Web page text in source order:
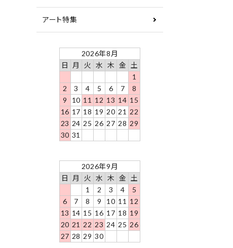
アート特集
2026年8月
日
月 火 水 木 金
土
1
2
3 4 5 6 7
8
9
10 11 12 13 14 15
16 17 18 19 20 21 22
23 24 25 26 27 28 29
30 31
2026年9月
日
月 火 水 木 金
土
1
2 3 4
5
6
7 8 9 10 11 12
13 14 15 16 17 18 19
20 21 22 23 24 25 26
27 28 29 30